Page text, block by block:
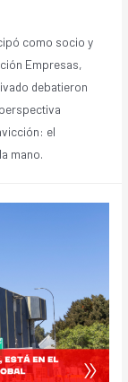
como socio y
Empresas,
debatieron
el
mano.